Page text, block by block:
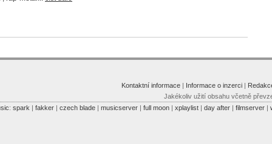
Kontaktní informace | Informace o inzerci |
Jakékoliv užití obsahu včetně
: spark | fakker| czech blade| musicserver| full moon| xplaylist| day after| filmserver|